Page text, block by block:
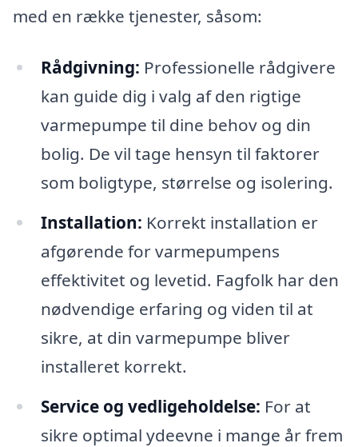
med en række tjenester, såsom:
Rådgivning: Professionelle rådgivere
kan guide dig i valg af den rigtige
varmepumpe til dine behov og din
bolig. De vil tage hensyn til faktorer
som boligtype, størrelse og isolering.
Installation: Korrekt installation er
afgørende for varmepumpens
effektivitet og levetid. Fagfolk har den
nødvendige erfaring og viden til at
sikre, at din varmepumpe bliver
installeret korrekt.
Service og vedligeholdelse: For at
sikre optimal ydeevne i mange år frem